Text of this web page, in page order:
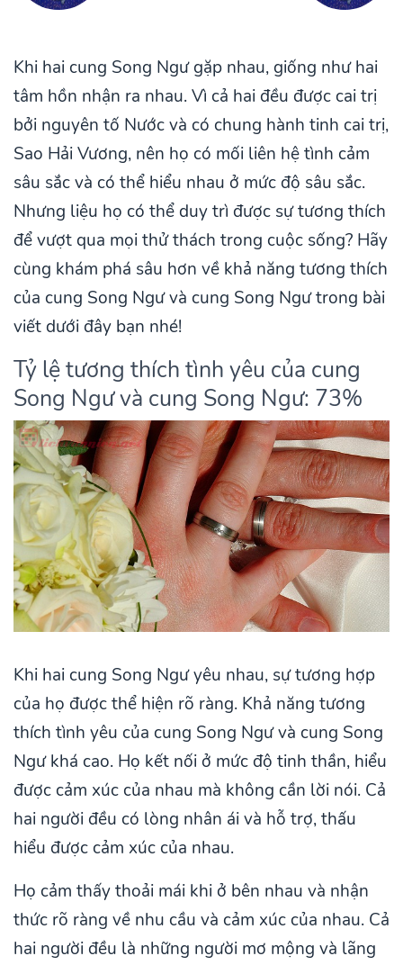
Khi hai cung Song Ngư gặp nhau, giống như hai
tâm hồn nhận ra nhau. Vì cả hai đều được cai trị
bởi nguyên tố Nước và có chung hành tinh cai trị,
Sao Hải Vương, nên họ có mối liên hệ tình cảm
sâu sắc và có thể hiểu nhau ở mức độ sâu sắc.
Nhưng liệu họ có thể duy trì được sự tương thích
để vượt qua mọi thử thách trong cuộc sống? Hãy
cùng khám phá sâu hơn về khả năng tương thích
của cung Song Ngư và cung Song Ngư trong bài
viết dưới đây bạn nhé!
Tỷ lệ tương thích tình yêu của cung
Song Ngư và cung Song Ngư: 73%
Khi hai cung Song Ngư yêu nhau, sự tương hợp
của họ được thể hiện rõ ràng. Khả năng tương
thích tình yêu của cung Song Ngư và cung Song
Ngư khá cao. Họ kết nối ở mức độ tinh thần, hiểu
được cảm xúc của nhau mà không cần lời nói. Cả
hai người đều có lòng nhân ái và hỗ trợ, thấu
hiểu được cảm xúc của nhau.
Họ cảm thấy thoải mái khi ở bên nhau và nhận
thức rõ ràng về nhu cầu và cảm xúc của nhau. Cả
hai người đều là những người mơ mộng và lãng